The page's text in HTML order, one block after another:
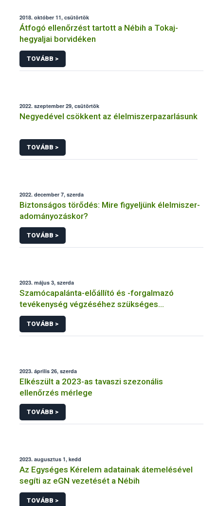
2018. október 11, csütörtök
Átfogó ellenőrzést tartott a Nébih a Tokaj-
hegyaljai borvidéken
TOVÁBB >
2022. szeptember 29, csütörtök
Negyedével csökkent az élelmiszerpazarlásunk
TOVÁBB >
2022. december 7, szerda
Biztonságos törődés: Mire figyeljünk élelmiszer-
adományozáskor?
TOVÁBB >
2023. május 3, szerda
Szamócapalánta-előállító és -forgalmazó
tevékenység végzéséhez szükséges
gyümölcsfaiskolai engedélyről tájékoztat a Nébih
TOVÁBB >
2023. április 26, szerda
Elkészült a 2023-as tavaszi szezonális
ellenőrzés mérlege
TOVÁBB >
2023. augusztus 1, kedd
Az Egységes Kérelem adatainak átemelésével
segíti az eGN vezetését a Nébih
TOVÁBB >